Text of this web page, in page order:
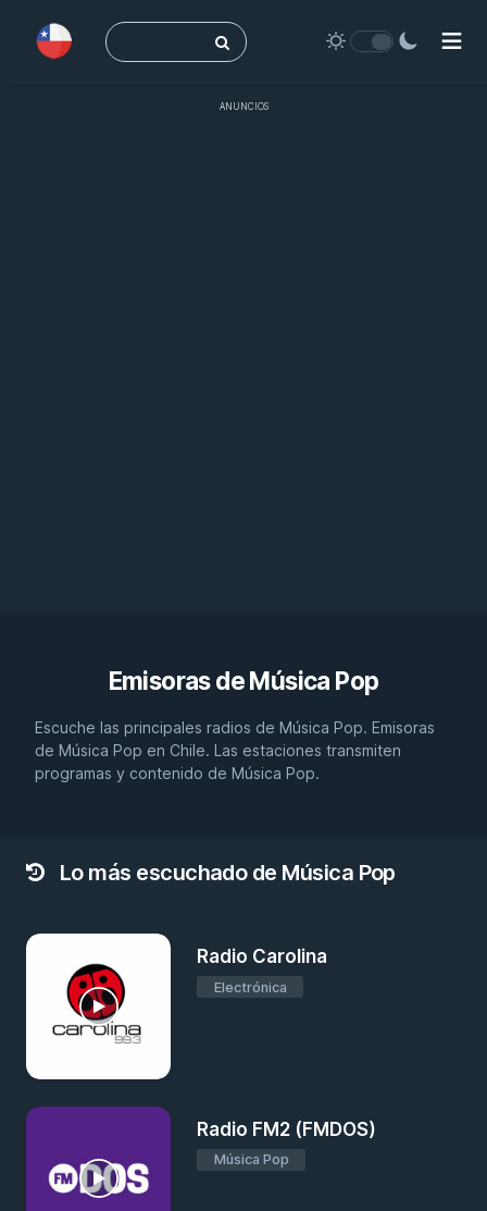
Buscar:
ANUNCIOS
Emisoras deMúsica Pop
Escuche las principales radios de Música Pop. Emisoras
de Música Pop en Chile. Las estaciones transmiten
programas y contenido de Música Pop.
Lo más escuchado de Música Pop
Radio Carolina
Electrónica
Radio FM2 (FMDOS)
Música Pop